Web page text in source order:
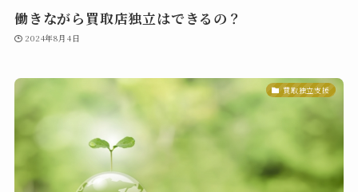
働きながら買取店独立はできるの？
2024年8月4日
買取独立支援